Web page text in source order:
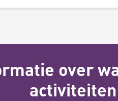
over
activiteiten